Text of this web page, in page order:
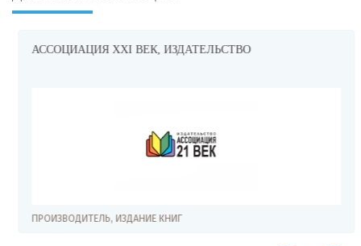
АССОЦИАЦИЯ XXI ВЕК, ИЗДАТЕЛЬСТВО
ПРОИЗВОДИТЕЛЬ, ИЗДАНИЕ КНИГ